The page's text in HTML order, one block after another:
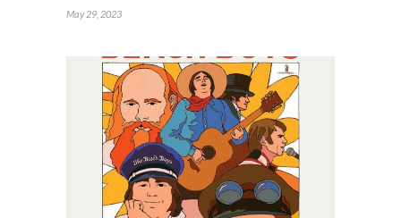
May 29, 2023